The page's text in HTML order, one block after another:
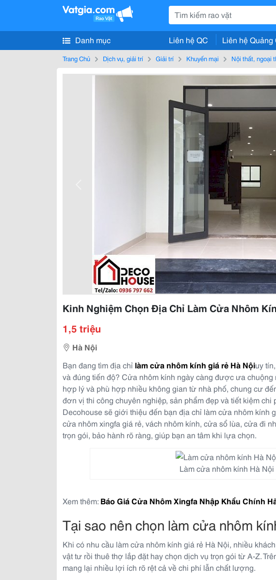
Danh mục Liên hệ QC Liên hệ
Trang Chủ Dịch vụ, giải trí Giải trí Khuyến mại Nội thất, ngoại
Kinh Nghiệm Chọn Địa Chỉ Làm Cửa Nhôm
1,5 triệu
Hà Nội
Bạn đang tìm địa chỉ làm cửa nhôm kính giá rẻ Hà Nộiuy
và đúng tiến độ? Cửa nhôm kính ngày càng được ưa chuộng
hợp lý và phù hợp nhiều không gian từ nhà phố, chung cư
đơn vị thi công chuyên nghiệp, sản phẩm đẹp và tiết kiệm chi
Decohouse sẽ giới thiệu đến bạn địa chỉ làm cửa nhôm kính
cửa nhôm xingfa giá rẻ, vách nhôm kính, cửa sổ lùa, cửa đi
trọn gói, bảo hành rõ ràng, giúp bạn an tâm khi lựa chọn.
Làm cửa nhôm kính Hà
Xem thêm: Báo Giá Cửa Nhôm Xingfa Nhập Khẩu Chính
Tại sao nên chọn làm cửa nhôm
Khi có nhu cầu làm cửa nhôm kính giá rẻ Hà Nội, nhiều
vật tư rồi thuê thợ lắp đặt hay chọn dịch vụ trọn gói từ A-Z.
mang lại nhiều lợi ích rõ rệt cả về chi phí lẫn chất lượng.